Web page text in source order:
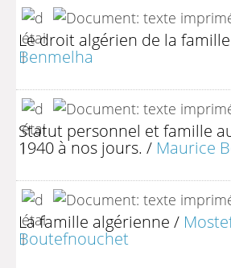
Le droit algérien de la
Benmelha
Statut personnel et famille
1940 à nos jours. / Maurice
La famille algérienne /
Boutefnouchet